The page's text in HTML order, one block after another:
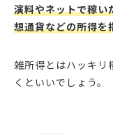
演料やネットで稼い
想通貨などの所得を
雑所得とはハッキリ
くといいでしょう。